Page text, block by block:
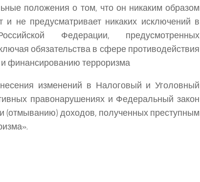
положения о том, что он никаким образом
и не предусматривает никаких исключений в
Федерации, предусмотренных
обязательства в сфере противодействия
финансированию терроризма
изменений в Налоговый и Уголовный
правонарушениях и Федеральный закон
(отмыванию) доходов, полученных преступным